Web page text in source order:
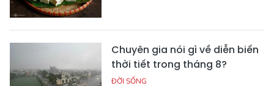
Chuyên gia nói gì về diễn biến
thời tiết trong tháng 8?
ĐỜI SỐNG